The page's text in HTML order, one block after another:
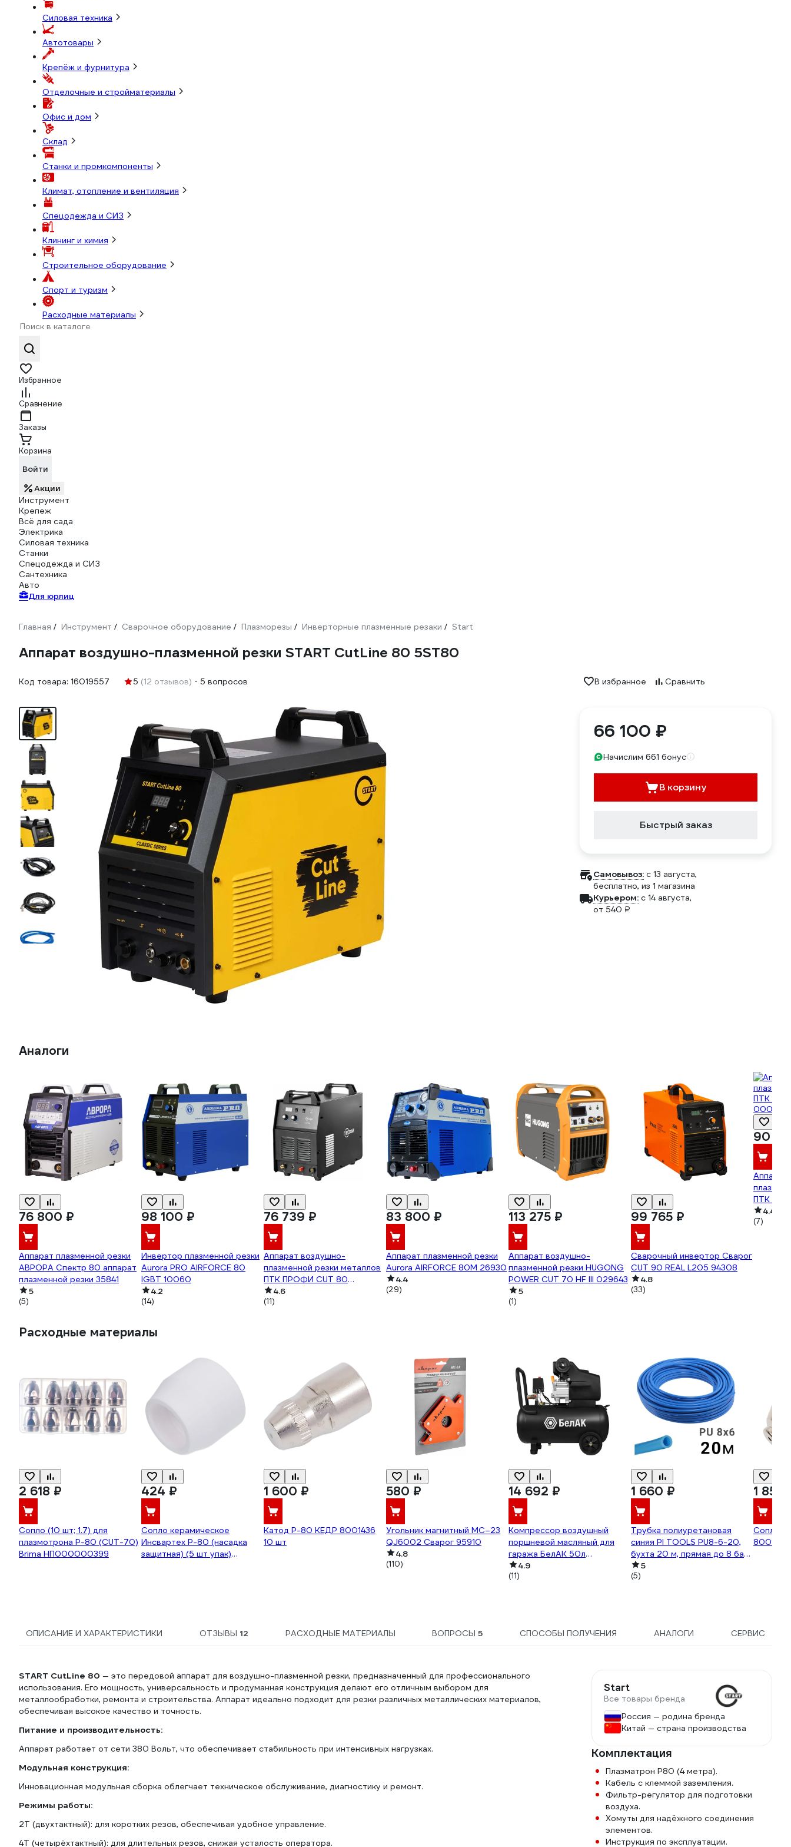
Силовая техника
Автотовары
Крепёж и фурнитура
Отделочные и стройматериалы
Офис и дом
Склад
Станки и промкомпоненты
Климат, отопление и вентиляция
Спецодежда и СИЗ
Клининг и химия
Строительное оборудование
Спорт и туризм
Расходные материалы
Избранное
Сравнение
Заказы
Корзина
Войти
Акции
Инструмент
Крепеж
Всё для сада
Электрика
Силовая техника
Станки
Спецодежда и СИЗ
Сантехника
Авто
Для юрлиц
Главная / Инструмент / Сварочное оборудование / Плазморезы / Инверторные плазменные резаки / Start
Аппарат воздушно-плазменной резки START CutLine 80 5ST80
Код товара: 16019557 5 (12 отзывов) 5 вопросов В избранное Сравнить
66 100 ₽
Начислим 661 бонус
В корзину
Быстрый заказ
Самовывоз: c 13 августа,
бесплатно, из 1 магазина
Курьером: c 14 августа,
от 540 ₽
Аналоги
76 800 ₽
Аппарат плазменной резки
АВРОРА Спектр 80 аппарат
плазменной резки 35841
5
(5)
98 100 ₽
Инвертор плазменной резки
Aurora PRO AIRFORCE 80
IGBT 10060
4.2
(14)
76 739 ₽
Аппарат воздушно-
плазменной резки металлов
ПТК ПРОФИ CUT 80
00000032745
4.6
(11)
83 800 ₽
Аппарат плазменной резки
Aurora AIRFORCE 80M 26930
4.4
(29)
113 275 ₽
Аппарат воздушно-
плазменной резки HUGONG
POWER CUT 70 HF III 029643
5
(1)
99 765 ₽
Сварочный инвертор Сварог
CUT 90 REAL L205 94308
4.8
(33)
90
ПТК
4.4
(7)
Расходные материалы
2 618 ₽
Сопло (10 шт; 1.7) для
плазмотрона Р-80 (CUT-70)
Brima НП000000399
424 ₽
Сопло керамическое
Инсвартех Р-80 (насадка
защитная) (5 шт упак)
1 600 ₽
Катод P-80 КЕДР 8001436
10 шт
580 ₽
Угольник магнитный МС–23
QJ6002 Сварог 95910
4.8
(110)
14 692 ₽
Компрессор воздушный
поршневой масляный для
гаража БелАК 50л
БАК.99201
4.9
(11)
1 660 ₽
Трубка полиуретановая
синяя PI TOOLS PU8-6-20,
бухта 20 м, прямая до 8 бар,
Арт. 1451
5
(5)
1 850
Сопло
ОПИСАНИЕ И ХАРАКТЕРИСТИКИ ОТЗЫВЫ 12 РАСХОДНЫЕ МАТЕРИАЛЫ ВОПРОСЫ5 СПОСОБЫ ПОЛУЧЕНИЯ АНАЛОГИ СЕРВИС
START CutLine 80 — это передовой аппарат для воздушно-плазменной резки, предназначенный для профессионального
использования. Его мощность, универсальность и продуманная конструкция делают его отличным выбором для
металлообработки, ремонта и строительства. Аппарат идеально подходит для резки различных металлических материалов,
обеспечивая высокое качество и точность.
Питание и производительность:
Аппарат работает от сети 380 Вольт, что обеспечивает стабильность при интенсивных нагрузках.
Модульная конструкция:
Инновационная модульная сборка облегчает техническое обслуживание, диагностику и ремонт.
Режимы работы:
2T (двухтактный): для коротких резов, обеспечивая удобное управление.
4T (четырёхтактный): для длительных резов, снижая усталость оператора.
Start
Все товары бренда
Россия — родина бренда
Китай — страна производства
Комплектация
Плазматрон P80 (4 метра).
Кабель с клеммой заземления.
Фильтр-регулятор для подготовки
воздуха.
Хомуты для надёжного соединения
элементов.
Инструкция по эксплуатации.